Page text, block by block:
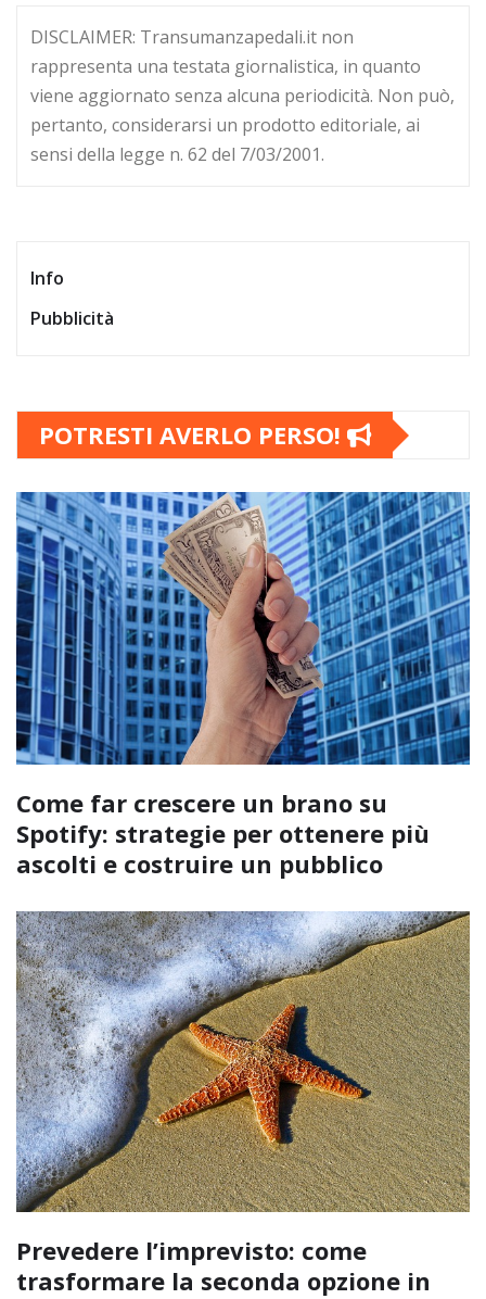
DISCLAIMER: Transumanzapedali.it non
rappresenta una testata giornalistica, in quanto
viene aggiornato senza alcuna periodicità. Non può,
pertanto, considerarsi un prodotto editoriale, ai
sensi della legge n. 62 del 7/03/2001.
Info
Pubblicità
POTRESTI AVERLO PERSO!
Come far crescere un brano su
Spotify: strategie per ottenere più
ascolti e costruire un pubblico
Prevedere l’imprevisto: come
trasformare la seconda opzione in